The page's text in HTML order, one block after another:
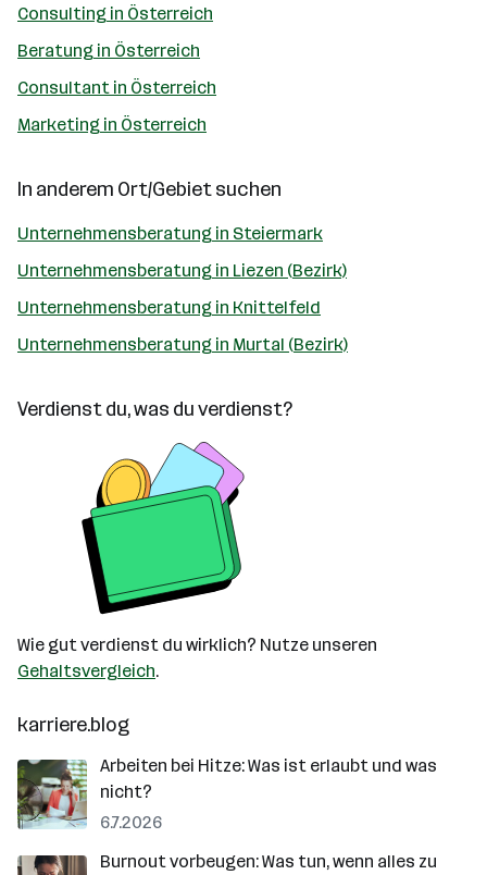
Consulting in Österreich
Beratung in Österreich
Consultant in Österreich
Marketing in Österreich
In anderem Ort/Gebiet suchen
Unternehmensberatung in Steiermark
Unternehmensberatung in Liezen (Bezirk)
Unternehmensberatung in Knittelfeld
Unternehmensberatung in Murtal (Bezirk)
Verdienst du, was du verdienst?
Wie gut verdienst du wirklich? Nutze unseren
Gehaltsvergleich.
karriere.blog
Arbeiten bei Hitze: Was ist erlaubt und was
nicht?
6.7.2026
Burnout vorbeugen: Was tun, wenn alles zu